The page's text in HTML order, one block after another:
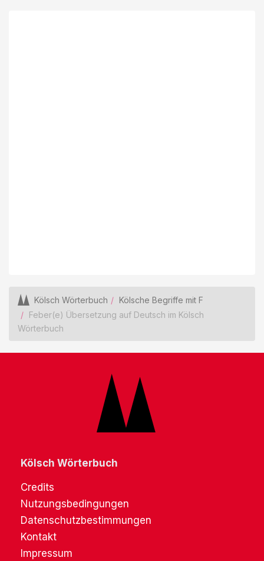
Kölsch Wörterbuch
Kölsche Begriffe mit F
Feber(e) Übersetzung auf Deutsch im Kölsch
Wörterbuch
Kölsch Wörterbuch
Credits
Nutzungsbedingungen
Datenschutzbestimmungen
Kontakt
Impressum